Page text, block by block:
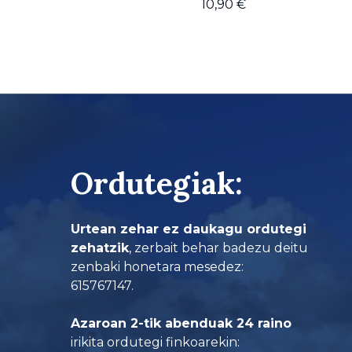
10,90€
Ordutegiak:
Urtean zehar ez daukagu ordutegi
zehatzik, zerbait behar badezu deitu
zenbaki honetara mesedez:
615767147.
Azaroan 2-tik abenduak 24 raino
irikita ordutegi finkoarekin: